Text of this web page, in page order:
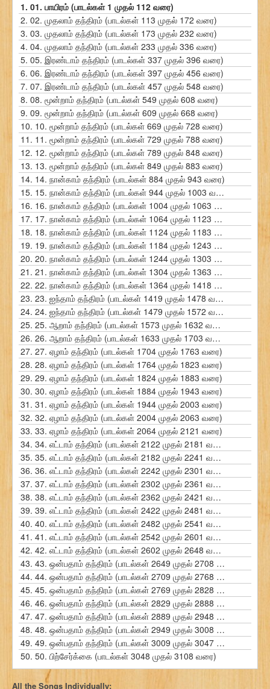
1. 01. பாயிரம் (பாடல்கள் 1 முதல் 112 வரை)
2. 02. முதலாம் தந்திரம் (பாடல்கள் 113 முதல் 172 வரை)
3. 03. முதலாம் தந்திரம் (பாடல்கள் 173 முதல் 232 வரை)
4. 04. முதலாம் தந்திரம் (பாடல்கள் 233 முதல் 336 வரை)
5. 05. இரண்டாம் தந்திரம் (பாடல்கள் 337 முதல் 396 வரை)
6. 06. இரண்டாம் தந்திரம் (பாடல்கள் 397 முதல் 456 வரை)
7. 07. இரண்டாம் தந்திரம் (பாடல்கள் 457 முதல் 548 வரை)
8. 08. மூன்றாம் தந்திரம் (பாடல்கள் 549 முதல் 608 வரை)
9. 09. மூன்றாம் தந்திரம் (பாடல்கள் 609 முதல் 668 வரை)
10. 10. மூன்றாம் தந்திரம் (பாடல்கள் 669 முதல் 728 வரை)
11. 11. மூன்றாம் தந்திரம் (பாடல்கள் 729 முதல் 788 வரை)
12. 12. மூன்றாம் தந்திரம் (பாடல்கள் 789 முதல் 848 வரை)
13. 13. மூன்றாம் தந்திரம் (பாடல்கள் 849 முதல் 883 வரை)
14. 14. நான்காம் தந்திரம் (பாடல்கள் 884 முதல் 943 வரை)
15. 15. நான்காம் தந்திரம் (பாடல்கள் 944 முதல் 1003 வரை)
16. 16. நான்காம் தந்திரம் (பாடல்கள் 1004 முதல் 1063 வரை)
17. 17. நான்காம் தந்திரம் (பாடல்கள் 1064 முதல் 1123 வரை)
18. 18. நான்காம் தந்திரம் (பாடல்கள் 1124 முதல் 1183 வரை)
19. 19. நான்காம் தந்திரம் (பாடல்கள் 1184 முதல் 1243 வரை)
20. 20. நான்காம் தந்திரம் (பாடல்கள் 1244 முதல் 1303 வரை)
21. 21. நான்காம் தந்திரம் (பாடல்கள் 1304 முதல் 1363 வரை)
22. 22. நான்காம் தந்திரம் (பாடல்கள் 1364 முதல் 1418 வரை)
23. 23. ஐந்தாம் தந்திரம் (பாடல்கள் 1419 முதல் 1478 வரை)
24. 24. ஐந்தாம் தந்திரம் (பாடல்கள் 1479 முதல் 1572 வரை)
25. 25. ஆறாம் தந்திரம் (பாடல்கள் 1573 முதல் 1632 வரை)
26. 26. ஆறாம் தந்திரம் (பாடல்கள் 1633 முதல் 1703 வரை)
27. 27. ஏழாம் தந்திரம் (பாடல்கள் 1704 முதல் 1763 வரை)
28. 28. ஏழாம் தந்திரம் (பாடல்கள் 1764 முதல் 1823 வரை)
29. 29. ஏழாம் தந்திரம் (பாடல்கள் 1824 முதல் 1883 வரை)
30. 30. ஏழாம் தந்திரம் (பாடல்கள் 1884 முதல் 1943 வரை)
31. 31. ஏழாம் தந்திரம் (பாடல்கள் 1944 முதல் 2003 வரை)
32. 32. ஏழாம் தந்திரம் (பாடல்கள் 2004 முதல் 2063 வரை)
33. 33. ஏழாம் தந்திரம் (பாடல்கள் 2064 முதல் 2121 வரை)
34. 34. எட்டாம் தந்திரம் (பாடல்கள் 2122 முதல் 2181 வரை)
35. 35. எட்டாம் தந்திரம் (பாடல்கள் 2182 முதல் 2241 வரை)
36. 36. எட்டாம் தந்திரம் (பாடல்கள் 2242 முதல் 2301 வரை)
37. 37. எட்டாம் தந்திரம் (பாடல்கள் 2302 முதல் 2361 வரை)
38. 38. எட்டாம் தந்திரம் (பாடல்கள் 2362 முதல் 2421 வரை)
39. 39. எட்டாம் தந்திரம் (பாடல்கள் 2422 முதல் 2481 வரை)
40. 40. எட்டாம் தந்திரம் (பாடல்கள் 2482 முதல் 2541 வரை)
41. 41. எட்டாம் தந்திரம் (பாடல்கள் 2542 முதல் 2601 வரை)
42. 42. எட்டாம் தந்திரம் (பாடல்கள் 2602 முதல் 2648 வரை)
43. 43. ஒன்பதாம் தந்திரம் (பாடல்கள் 2649 முதல் 2708 வரை)
44. 44. ஒன்பதாம் தந்திரம் (பாடல்கள் 2709 முதல் 2768 வரை)
45. 45. ஒன்பதாம் தந்திரம் (பாடல்கள் 2769 முதல் 2828 வரை)
46. 46. ஒன்பதாம் தந்திரம் (பாடல்கள் 2829 முதல் 2888 வரை)
47. 47. ஒன்பதாம் தந்திரம் (பாடல்கள் 2889 முதல் 2948 வரை)
48. 48. ஒன்பதாம் தந்திரம் (பாடல்கள் 2949 முதல் 3008 வரை)
49. 49. ஒன்பதாம் தந்திரம் (பாடல்கள் 3009 முதல் 3047 வரை)
50. 50. பிற்சேர்க்கை (பாடல்கள் 3048 முதல் 3108 வரை)
All the Songs Individually: